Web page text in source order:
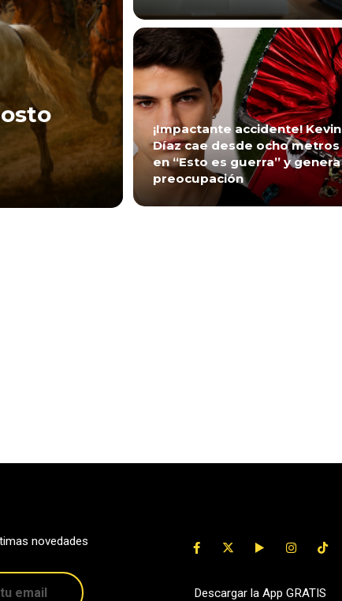
¡Impactante accidente! Kevin
Díaz cae desde ocho metros
en “Esto es guerra” y genera
preocupación
novedades
Descargar la App GRATIS